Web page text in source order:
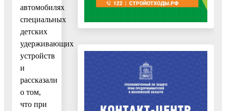
автомобилях
специальных
детских
удерживающих
устройств
и
рассказали
о том,
что при